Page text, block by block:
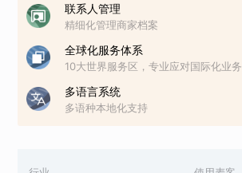
联系人管理
精细化管理商家档案
全球化服务体系
10大世界服务区，专业应对国际化业务
多语言系统
多语种本地化支持